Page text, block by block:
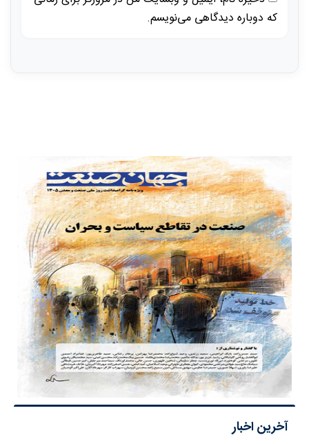
که دوباره دیدگاهی می‌نویسم.
آخرین اخبار